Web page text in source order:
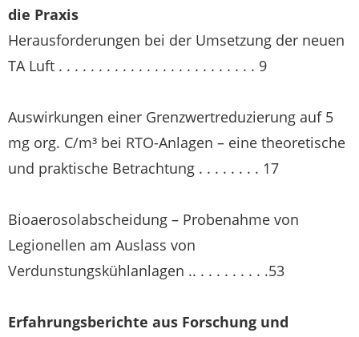
die Praxis
Herausforderungen bei der Umsetzung der neuen
TA Luft . . . . . . . . . . . . . . . . . . . . . . . . . 9
Auswirkungen einer Grenzwertreduzierung auf 5
mg org. C/m³ bei RTO-Anlagen – eine theoretische
und praktische Betrachtung . . . . . . . . 17
Bioaerosolabscheidung – Probenahme von
Legionellen am Auslass von
Verdunstungskühlanlagen .. . . . . . . . . .53
Erfahrungsberichte aus Forschung und